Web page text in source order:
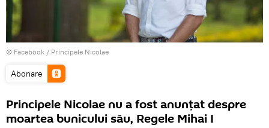
© Facebook / Principele Nicolae
Abonare
Principele Nicolae nu a fost anunțat despre
moartea bunicului său, Regele Mihai I